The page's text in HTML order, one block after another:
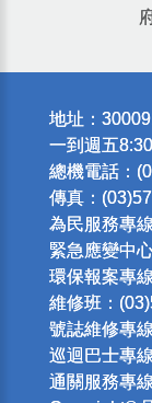
地址：
一到週五
總機電話：
傳真：
為民服務專
緊急應變中
環保報案專
維修班：
號誌維修專
巡迴巴士專
通關服務專